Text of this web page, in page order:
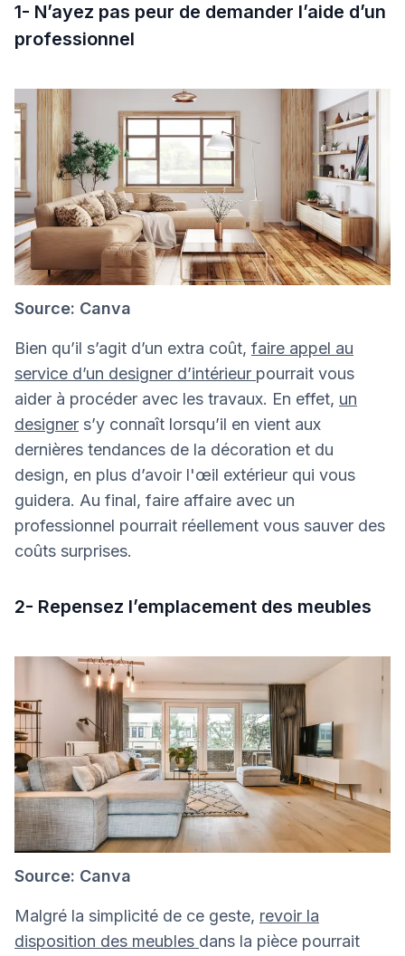
1- N’ayez pas peur de demander l’aide d’un
professionnel
Source: Canva
Bien qu’il s’agit d’un extra coût, faire appel au
service d’un designer d’intérieur pourrait vous
aider à procéder avec les travaux. En effet, un
designer s’y connaît lorsqu’il en vient aux
dernières tendances de la décoration et du
design, en plus d’avoir l'œil extérieur qui vous
guidera. Au final, faire affaire avec un
professionnel pourrait réellement vous sauver des
coûts surprises.
2- Repensez l’emplacement des meubles
Source: Canva
Malgré la simplicité de ce geste, revoir la
disposition des meubles dans la pièce pourrait